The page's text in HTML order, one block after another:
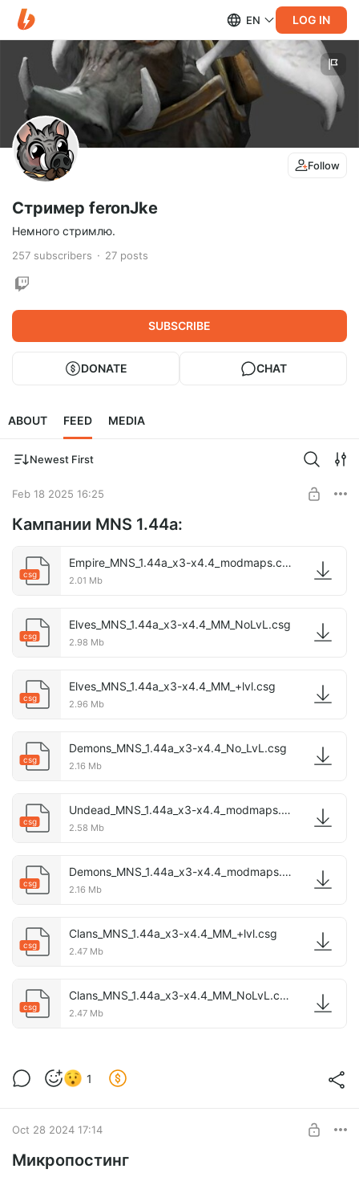
EN LOG IN
Follow
Стример feronJke
Немного стримлю.
257 subscribers 27 posts
SUBSCRIBE
DONATE CHAT
ABOUT FEED MEDIA
Newest First
Feb 18 2025 16:25
Кампании MNS 1.44a:
csg
Empire_MNS_1.44a_x3-x4.4_modmaps.csg
2.01 Mb
csg
Elves_MNS_1.44a_x3-x4.4_MM_NoLvL.csg
2.98 Mb
csg
Elves_MNS_1.44a_x3-x4.4_MM_+lvl.csg
2.96 Mb
csg
Demons_MNS_1.44a_x3-x4.4_No_LvL.csg
2.16 Mb
csg
Undead_MNS_1.44a_x3-x4.4_modmaps.csg
2.58 Mb
csg
Demons_MNS_1.44a_x3-x4.4_modmaps.csg
2.16 Mb
csg
Clans_MNS_1.44a_x3-x4.4_MM_+lvl.csg
2.47 Mb
csg
Clans_MNS_1.44a_x3-x4.4_MM_NoLvL.csg
2.47 Mb
1
Oct 28 2024 17:14
Микропостинг